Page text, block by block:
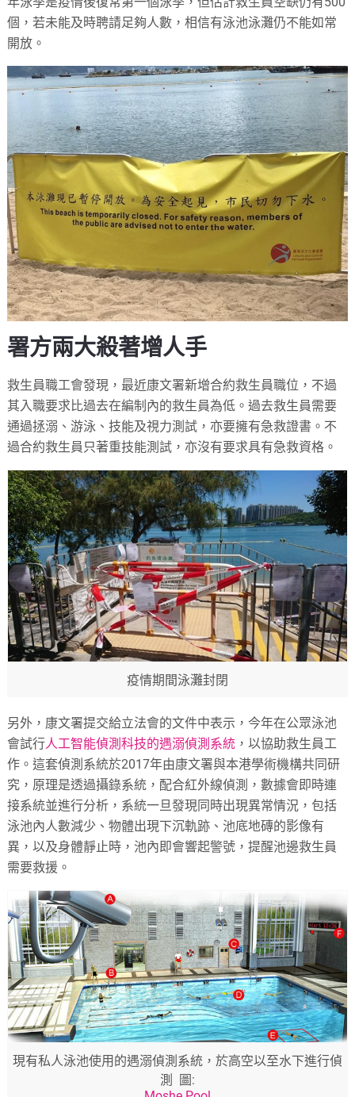
個，若未能及時聘請足夠人數，相信有泳池泳灘仍不能如常
開放。
署方兩大殺著增人手
救生員職工會發現，最近康文署新增合約救生員職位，不過
其入職要求比過去在編制內的救生員為低。過去救生員需要
通過拯溺、游泳、技能及視力測試，亦要擁有急救證書。不
過合約救生員只著重技能測試，亦沒有要求具有急救資格。
疫情期間泳灘封閉
另外，康文署提交給立法會的文件中表示，今年在公眾泳池
會試行人工智能偵測科技的遇溺偵測系統 ，以協助救生員工
作。這套偵測系統於2017年由康文署與本港學術機構共同研
究，原理是透過攝錄系統，配合紅外線偵測，數據會即時連
接系統並進行分析，系統一旦發現同時出現異常情況，包括
泳池內人數減少、物體出現下沉軌跡、池底地磚的影像有
異，以及身體靜止時，池內即會響起警號，提醒池邊救生員
需要救援。
現有私人泳池使用的遇溺偵測系統，於高空以至水下進行偵
測 圖: